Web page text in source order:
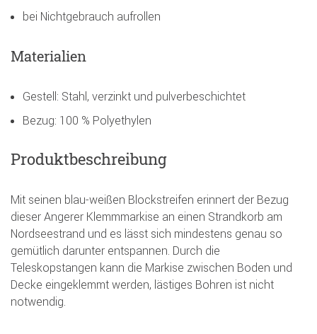
bei Nichtgebrauch aufrollen
Materialien
Gestell: Stahl, verzinkt und pulverbeschichtet
Bezug: 100 % Polyethylen
Produktbeschreibung
Mit seinen blau-weißen Blockstreifen erinnert der Bezug
dieser Angerer Klemmmarkise an einen Strandkorb am
Nordseestrand und es lässt sich mindestens genau so
gemütlich darunter entspannen. Durch die
Teleskopstangen kann die Markise zwischen Boden und
Decke eingeklemmt werden, lästiges Bohren ist nicht
notwendig.